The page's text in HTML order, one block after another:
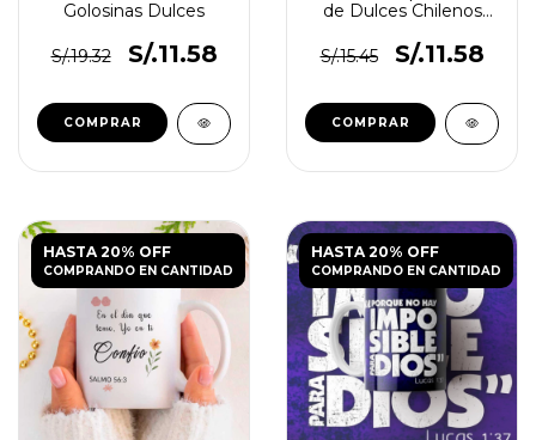
Golosinas Dulces
S/.19.32 S/.11.58
de Dulces Chilenos
S/.15.45
S/.11.58
HASTA 20% OFF
COMPRANDO EN CANTIDAD
HASTA 20% OFF
COMPRANDO EN CANTIDAD